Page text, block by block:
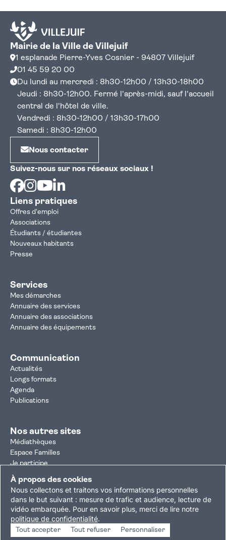
À propos des cookies
Nous collectons et traitons vos informations personnelles
dans le but suivant : mesure de trafic et audience, lecture de
vidéo embarquée. Pour en savoir plus, merci de lire notre
politique de confidentialité.
Tout accepter Tout refuser Personnaliser
Mairie de la Ville de Villejuif
1 esplanade Pierre-Yves Cosnier - 94807 Villejuif
01 45 59 20 00
Du lundi au mercredi : 8h30-12h00 / 13h30-18h00
Jeudi : 8h30-12h00. Fermé l'après-midi, sauf l'accueil
central de l'hôtel de ville.
Vendredi : 8h30-12h00 / 13h30-17h00
Samedi : 8h30-12h00
Nous contacter
Suivez-nous sur nos réseaux sociaux !
Facebook
Instagram
Youtube
Liens pratiques
Offres d'emploi
Associations
Étudiants / étudiantes
Nouveaux habitants
Presse
Services
Mes démarches
Annuaire des services
Annuaire des associations
Annuaire des équipements
Communication
Actualités
Longs formats
Agenda
Publications
Nos autres sites
Médiathèques
Espace Familles
Je participe
Autorisation d'urbanisme
Résultats électoraux
Plan du site Nous contacterMentions légales
Politique de confidentialitéAccessibilité : partiellement conforme
Gestion des cookies
Copyright © 2026 Ville de Villejuif